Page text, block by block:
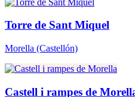
Torre de Sant Miquel
Morella (Castellón)
Castell i rampes de